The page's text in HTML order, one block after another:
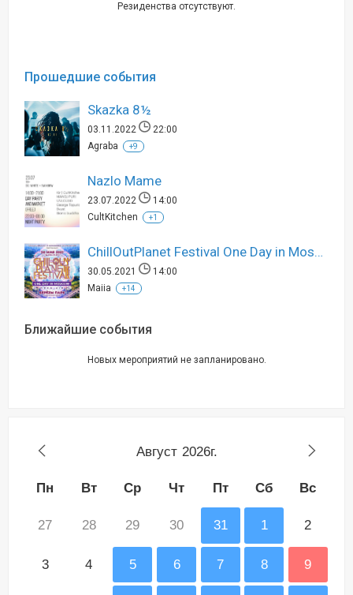
Резиденства отсутствуют.
Прошедшие события
Skazka 8½
03.11.2022
22:00
Agraba
+9
Nazlo Mame
23.07.2022
14:00
CultKitchen
+1
ChillOutPlanet Festival One Day in Moscow
30.05.2021
14:00
Maiia
+14
Ближайшие события
Новых мероприятий не запланировано.
Август 2026г.
Пн Вт Ср Чт Пт Сб Вс
27 28 29 30 31 1 2
3 4 5 6 7 8 9